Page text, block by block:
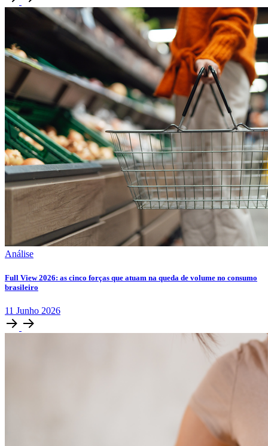
Análise
Full View 2026: as cinco forças que atuam na queda de volume no consumo
brasileiro
11 Junho 2026